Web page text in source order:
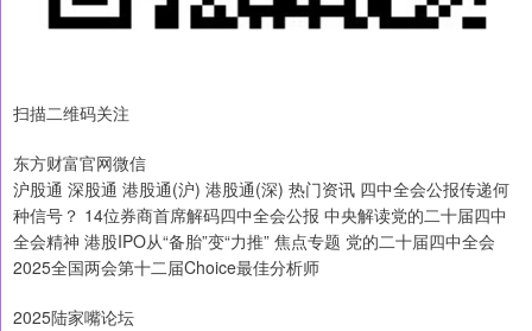
扫描二维码关注
东方财富官网微信
沪股通 深股通 港股通(沪) 港股通(深) 热门资讯 四中全会公报传递何
种信号？ 14位券商首席解码四中全会公报 中央解读党的二十届四中
全会精神 港股IPO从“备胎”变“力推” 焦点专题 党的二十届四中全会
2025全国两会第十二届Choice最佳分析师
2025陆家嘴论坛